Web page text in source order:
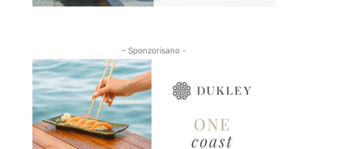
- Sponzorisano -